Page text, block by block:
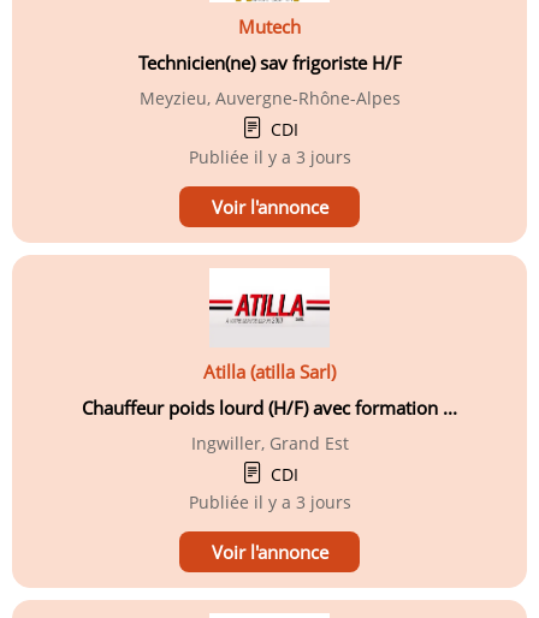
Mutech
Technicien(ne) sav frigoriste H/F
Meyzieu, Auvergne-Rhône-Alpes
CDI
Publiée il y a 3 jours
Voir l'annonce
Atilla (atilla Sarl)
Chauffeur poids lourd (H/F) avec formation ...
Ingwiller, Grand Est
CDI
Publiée il y a 3 jours
Voir l'annonce